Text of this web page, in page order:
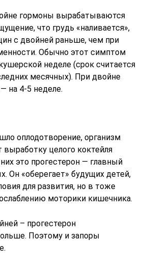
гормоны вырабатываются
что грудь «наливается»,
с двойней раньше, чем при
Обычно этот симптом
неделе (срок считается
месячных). При двойне
на 4-5 неделе.
оплодотворение, организм
целого коктейля
это прогестерон — главный
Он «оберегает» будущих детей,
для развития, но в тоже
моторики кишечника.
– прогестерон
Поэтому и запоры